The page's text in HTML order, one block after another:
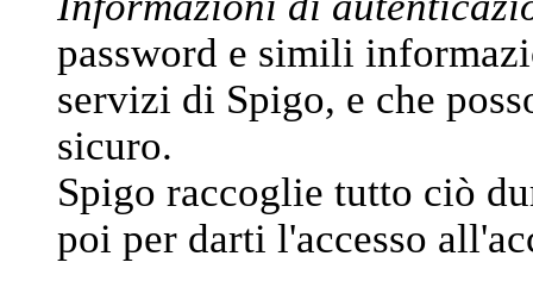
password e simili
servizi di Spigo, e che
sicuro.
Spigo raccoglie tutto ciò
poi per darti l'accesso